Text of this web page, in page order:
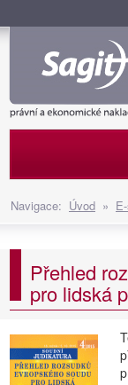
Navigace: Úvod »
Přehled
pro lidská